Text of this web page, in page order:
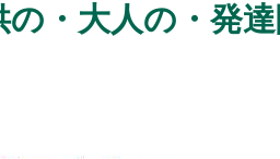
の・大人の・発